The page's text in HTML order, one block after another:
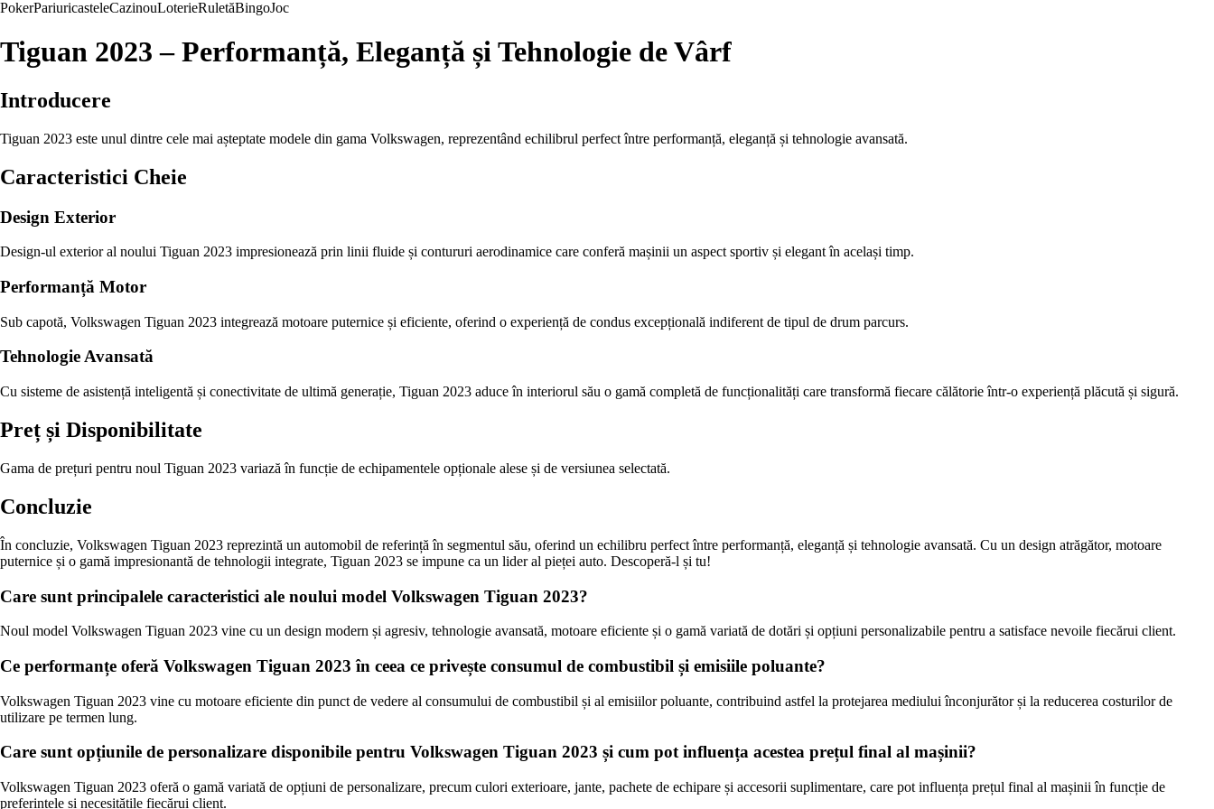
PokerPariuricasteleCazinouLoterieRuletăBingoJoc
Tiguan 2023 – Performanță, Eleganță și Tehnologie de Vârf
Introducere
Tiguan 2023 este unul dintre cele mai așteptate modele din gama Volkswagen, reprezentând echilibrul perfect între performanță, eleganță și tehnologie avansată.
Caracteristici Cheie
Design Exterior
Design-ul exterior al noului Tiguan 2023 impresionează prin linii fluide și contururi aerodinamice care conferă mașinii un aspect sportiv și elegant în același timp.
Performanță Motor
Sub capotă, Volkswagen Tiguan 2023 integrează motoare puternice și eficiente, oferind o experiență de condus excepțională indiferent de tipul de drum parcurs.
Tehnologie Avansată
Cu sisteme de asistență inteligentă și conectivitate de ultimă generație, Tiguan 2023 aduce în interiorul său o gamă completă de funcționalități care transformă fiecare călătorie într-o experiență plăcută și sigură.
Preț și Disponibilitate
Gama de prețuri pentru noul Tiguan 2023 variază în funcție de echipamentele opționale alese și de versiunea selectată.
Concluzie
În concluzie, Volkswagen Tiguan 2023 reprezintă un automobil de referință în segmentul său, oferind un echilibru perfect între performanță, eleganță și tehnologie avansată. Cu un design atrăgător, motoare
puternice și o gamă impresionantă de tehnologii integrate, Tiguan 2023 se impune ca un lider al pieței auto. Descoperă-l și tu!
Care sunt principalele caracteristici ale noului model Volkswagen Tiguan 2023?
Noul model Volkswagen Tiguan 2023 vine cu un design modern și agresiv, tehnologie avansată, motoare eficiente și o gamă variată de dotări și opțiuni personalizabile pentru a satisface nevoile fiecărui client.
Ce performanțe oferă Volkswagen Tiguan 2023 în ceea ce privește consumul de combustibil și emisiile poluante?
Volkswagen Tiguan 2023 vine cu motoare eficiente din punct de vedere al consumului de combustibil și al emisiilor poluante, contribuind astfel la protejarea mediului înconjurător și la reducerea costurilor de
utilizare pe termen lung.
Care sunt opțiunile de personalizare disponibile pentru Volkswagen Tiguan 2023 și cum pot influența acestea prețul final al mașinii?
Volkswagen Tiguan 2023 oferă o gamă variată de opțiuni de personalizare, precum culori exterioare, jante, pachete de echipare și accesorii suplimentare, care pot influența prețul final al mașinii în funcție de
preferințele și necesitățile fiecărui client.